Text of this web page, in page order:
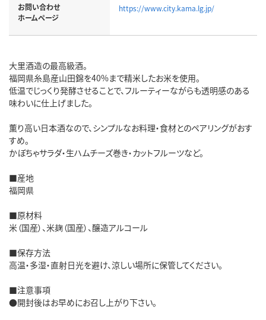
お問い合わせ
ホームページ
https://www.city.kama.lg.jp/
大里酒造の最高級酒。
福岡県糸島産山田錦を40%まで精米したお米を使用。
低温でじっくり発酵させることで、フルーティーながらも透明感のある
味わいに仕上げました。
薫り高い日本酒なので、シンプルなお料理・食材とのペアリングがおす
すめ。
かぼちゃサラダ・生ハムチーズ巻き・カットフルーツなど。
■産地
福岡県
■原材料
米（国産）、米麹（国産）、醸造アルコール
■保存方法
高温・多湿・直射日光を避け、涼しい場所に保管してください。
■注意事項
●開封後はお早めにお召し上がり下さい。